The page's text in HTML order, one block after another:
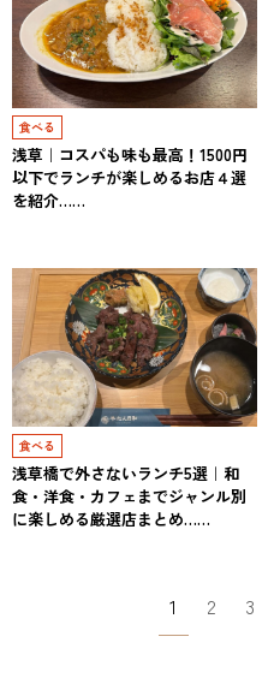
食べる
浅草｜コスパも味も最高！1500円
以下でランチが楽しめるお店４選
を紹介……
食べる
浅草橋で外さないランチ5選｜和
食・洋食・カフェまでジャンル別
に楽しめる厳選店まとめ……
稿
1 2 3